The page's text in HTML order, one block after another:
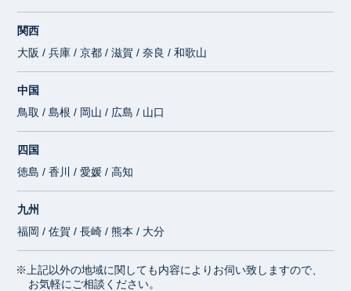
関西
大阪 / 兵庫 / 京都 / 滋賀 / 奈良 / 和歌山
中国
鳥取 / 島根 / 岡山 / 広島 / 山口
四国
徳島 / 香川 / 愛媛 / 高知
九州
福岡 / 佐賀 / 長崎 / 熊本 / 大分
※上記以外の地域に関しても内容によりお伺い致しますので、
お気軽にご相談ください。